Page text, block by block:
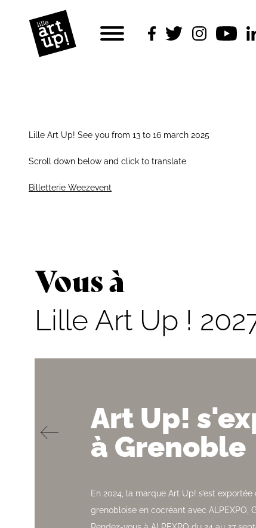
Lille Art Up! See you from 13 to 16 march 2025
Scroll down below and click to translate
Billetterie Weezevent
Vous à
Lille Art Up !
Art Up!
à Grenoble
En 2024, la marque Art Up! s’est
grenobloise en cocréant avec ALPEXPO,